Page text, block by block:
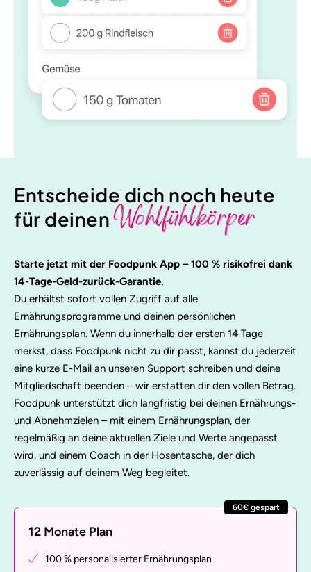
Entscheide dich noch heute
für deinenWohlfühlkörper
Starte jetzt mit der Foodpunk App – 100 % risikofrei dank
14-Tage-Geld-zurück-Garantie.
Du erhältst sofort vollen Zugriff auf alle
Ernährungsprogramme und deinen persönlichen
Ernährungsplan. Wenn du innerhalb der ersten 14 Tage
merkst, dass Foodpunk nicht zu dir passt, kannst du jederzeit
eine kurze E-Mail an unseren Support schreiben und deine
Mitgliedschaft beenden – wir erstatten dir den vollen Betrag.
Foodpunk unterstützt dich langfristig bei deinen Ernährungs-
und Abnehmzielen – mit einem Ernährungsplan, der
regelmäßig an deine aktuellen Ziele und Werte angepasst
wird, und einem Coach in der Hosentasche, der dich
zuverlässig auf deinem Weg begleitet.
12 Monate Plan
100 % personalisierter Ernährungsplan
60€ gespart